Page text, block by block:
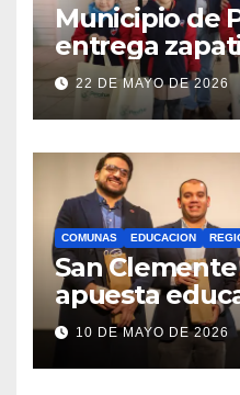
Municipio de
entrega
estudiantes
Royalty
22 DE MAYO DE 2026
COMUNAS EDUCACION
San
apuesta
lanzamiento
10 DE MAYO DE 2026